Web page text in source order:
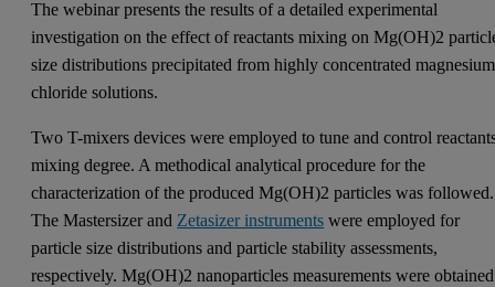
The webinar presents the results of a detailed experimental
investigation on the effect of reactants mixing on Mg(OH)2
size distributions precipitated from highly concentrated magnesium
chloride solutions.
Two T-mixers devices were employed to tune and control
mixing degree. A methodical analytical procedure for the
characterization of the produced Mg(OH)2 particles was followed.
The Mastersizer and Zetasizer instruments were employed for
particle size distributions and particle stability assessments,
respectively. Mg(OH)2 nanoparticles measurements were obtained